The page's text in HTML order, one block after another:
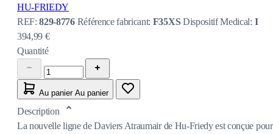
HU-FRIEDY
REF:829-8776 Référence fabricant: F35XSDispositif Medical: I
394,99 €
Quantité
Au panier Au panier
Description
La nouvelle ligne de Daviers Atraumair de Hu-Friedy est conçue pour